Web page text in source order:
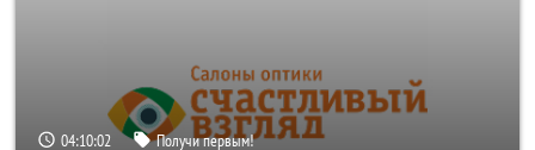
04:10:00 Получи первым!